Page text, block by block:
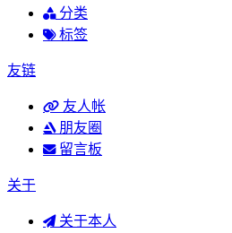
分类
标签
友链
友人帐
朋友圈
留言板
关于
关于本人